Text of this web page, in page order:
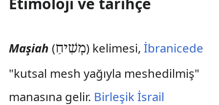
Maşiah (מָשִׁיחַ‎) kelimesi, İbranicede
"kutsal mesh yağıyla meshedilmiş"
manasına gelir. Birleşik İsrail